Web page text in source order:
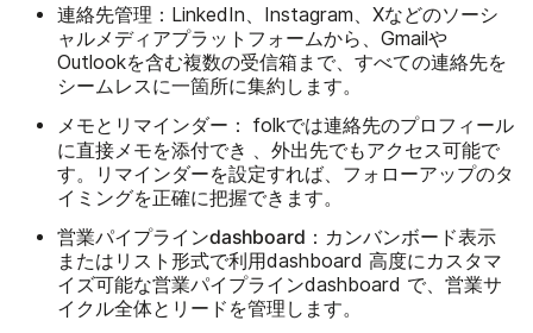
連絡先管理： LinkedIn、Instagram、Xなどのソーシ
ャルメディアプラットフォームから、Gmailや
Outlookを含む複数の受信箱まで、すべての連絡先を
シームレスに一箇所に集約します。
メモとリマインダー： folkでは連絡先のプロフィール
に直接メモを添付でき 、外出先でもアクセス可能で
す。リマインダーを設定すれば、フォローアップのタ
イミングを正確に把握できます。
営業パイプラインdashboard： カンバンボード表示
またはリスト形式で利用dashboard 高度にカスタマ
イズ可能な営業パイプラインdashboard で、営業サ
イクル全体とリードを管理します。